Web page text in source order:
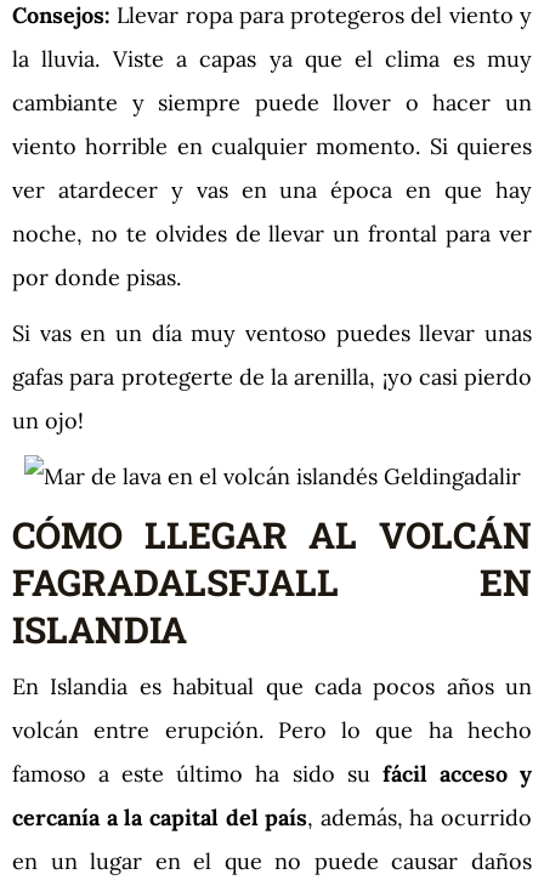
Consejos: Llevar ropa para protegeros del viento y
la lluvia. Viste a capas ya que el clima es muy
cambiante y siempre puede llover o hacer un
viento horrible en cualquier momento. Si quieres
ver atardecer y vas en una época en que hay
noche, no te olvides de llevar un frontal para ver
por donde pisas.
Si vas en un día muy ventoso puedes llevar unas
gafas para protegerte de la arenilla, ¡yo casi pierdo
un ojo!
CÓMO LLEGAR AL VOLCÁN
FAGRADALSFJALL EN
ISLANDIA
En Islandia es habitual que cada pocos años un
volcán entre erupción. Pero lo que ha hecho
famoso a este último ha sido su fácil acceso y
cercanía a la capital del país, además, ha ocurrido
en un lugar en el que no puede causar daños